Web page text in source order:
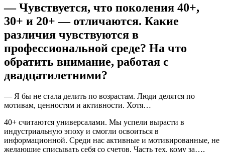
— Чувствуется, что поколения 40+,
30+ и 20+ — отличаются. Какие
различия чувствуются в
профессиональной среде? На что
обратить внимание, работая с
двадцатилетними?
— Я бы не стала делить по возрастам. Люди делятся по
мотивам, ценностям и активности. Хотя…
40+ считаются универсалами. Мы успели вырасти в
индустриальную эпоху и смогли освоиться в
информационной. Среди нас активные и мотивированные, не
желающие списывать себя со счетов. Часть тех, кому за…,